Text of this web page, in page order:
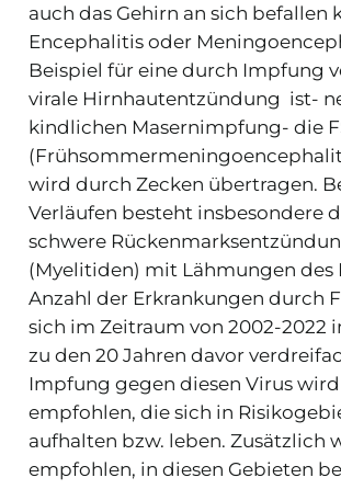
auch das Gehirn an sich befallen
Encephalitis oder
Beispiel für eine durch Impfung
virale Hirnhautentzündung ist-
kindlichen Masernimpfung- die
wird durch Zecken übertragen.
Verläufen besteht insbesondere
schwere
(Myelitiden) mit Lähmungen des
Anzahl der Erkrankungen durch
sich im Zeitraum von 2002-2022
zu den 20 Jahren davor
Impfung gegen diesen Virus
empfohlen, die sich in
aufhalten bzw. leben. Zusätzlich
empfohlen, in diesen Gebieten